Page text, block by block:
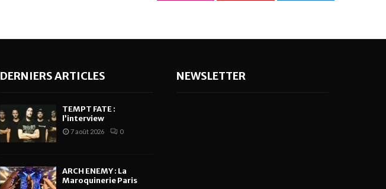
DERNIERS ARTICLES
TEMPT FATE :
l’interview
7 août 2026 0
ARCH ENEMY : La
Maroquinerie Paris
NEWSLETTER